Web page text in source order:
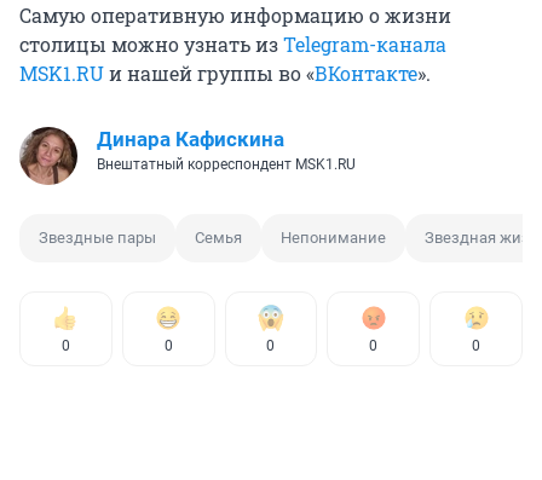
Самую оперативную информацию о жизни
столицы можно узнать изTelegram-канала
MSK1.RUи нашей группы во «ВКонтакте».
Динара Кафискина
Внештатный корреспондент MSK1.RU
Звездные пары Семья Непонимание Звездная
0 0 0 0 0